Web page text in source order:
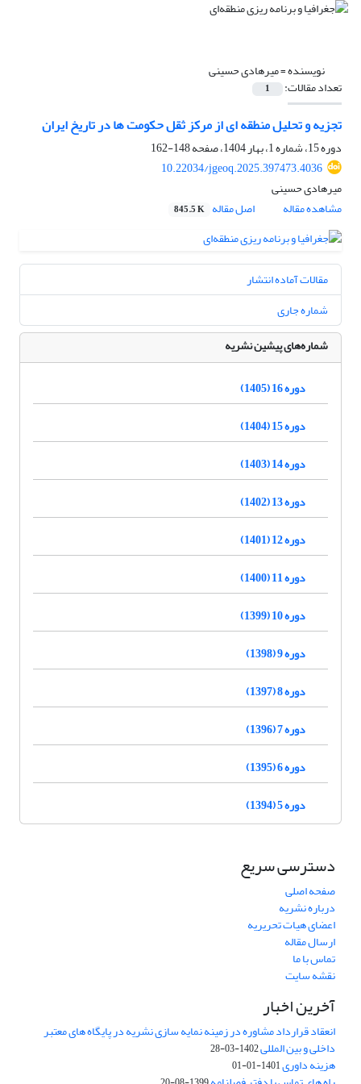
نویسنده =میرهادی حسینی
تعداد مقالات: 1
تجزیه و تحلیل منطقه ای از مرکز ثقل حکومت ها در تاریخ ایران
دوره 15، شماره 1، بهار 1404، صفحه
148-162
10.22034/jgeoq.2025.397473.4036
میرهادی حسینی
مشاهده مقاله
اصل مقاله 845.5 K
مقالات آماده انتشار
شماره جاری
شماره‌های پیشین نشریه
دوره 16 (1405)
دوره 15 (1404)
دوره 14 (1403)
دوره 13 (1402)
دوره 12 (1401)
دوره 11 (1400)
دوره 10 (1399)
دوره 9 (1398)
دوره 8 (1397)
دوره 7 (1396)
دوره 6 (1395)
دوره 5 (1394)
دسترسی سریع
صفحه اصلی
درباره نشریه
اعضای هیات تحریریه
ارسال مقاله
تماس با ما
نقشه سایت
آخرین اخبار
انعقاد قرارداد مشاوره در زمینه نمایه سازی نشریه در پایگاه های معتبر
داخلی و بین المللی1402-03-28
هزینه داوری1401-01-01